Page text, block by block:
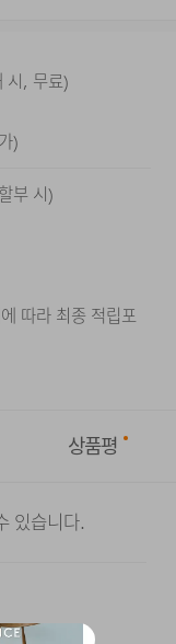
시, 무료)
)
부 시)
따라 최종 적립 포
상품평
있습니다.